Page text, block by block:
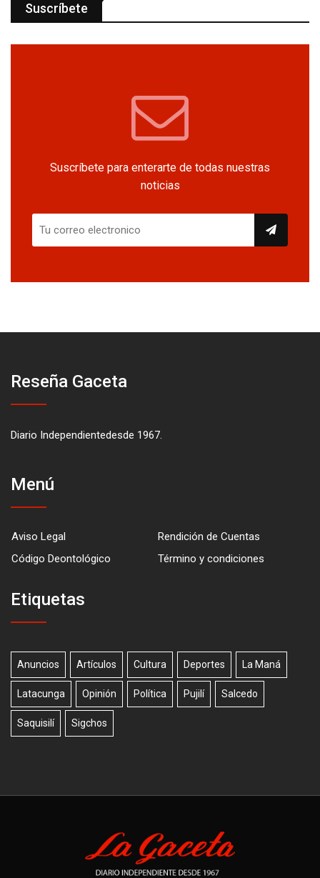
Suscríbete
Suscríbete para enterarte de todas nuestras
noticias
Reseña Gaceta
Diario Independientedesde 1967.
Menú
Aviso Legal
Rendición de Cuentas
Código Deontológico
Término y condiciones
Etiquetas
Anuncios Artículos Cultura Deportes La Maná
Latacunga Opinión Política Pujilí Salcedo
Saquisilí Sigchos